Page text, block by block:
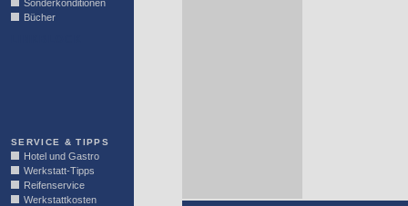
Sonderkonditionen
Bücher
SERVICE & TIPPS
Hotel und Gastro
Werkstatt-Tipps
Reifenservice
Werkstattkosten